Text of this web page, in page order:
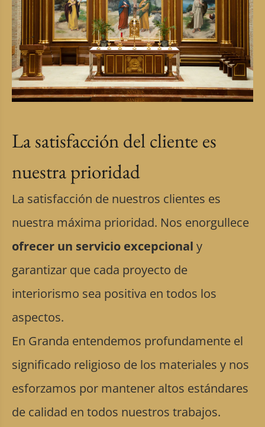
La satisfacción del cliente es
nuestra prioridad
La satisfacción de nuestros clientes es
nuestra máxima prioridad. Nos enorgullece
ofrecer un servicio excepcional y
garantizar que cada proyecto de
interiorismo sea positiva en todos los
aspectos.
En Granda entendemos profundamente el
significado religioso de los materiales y nos
esforzamos por mantener altos estándares
de calidad en todos nuestros trabajos.